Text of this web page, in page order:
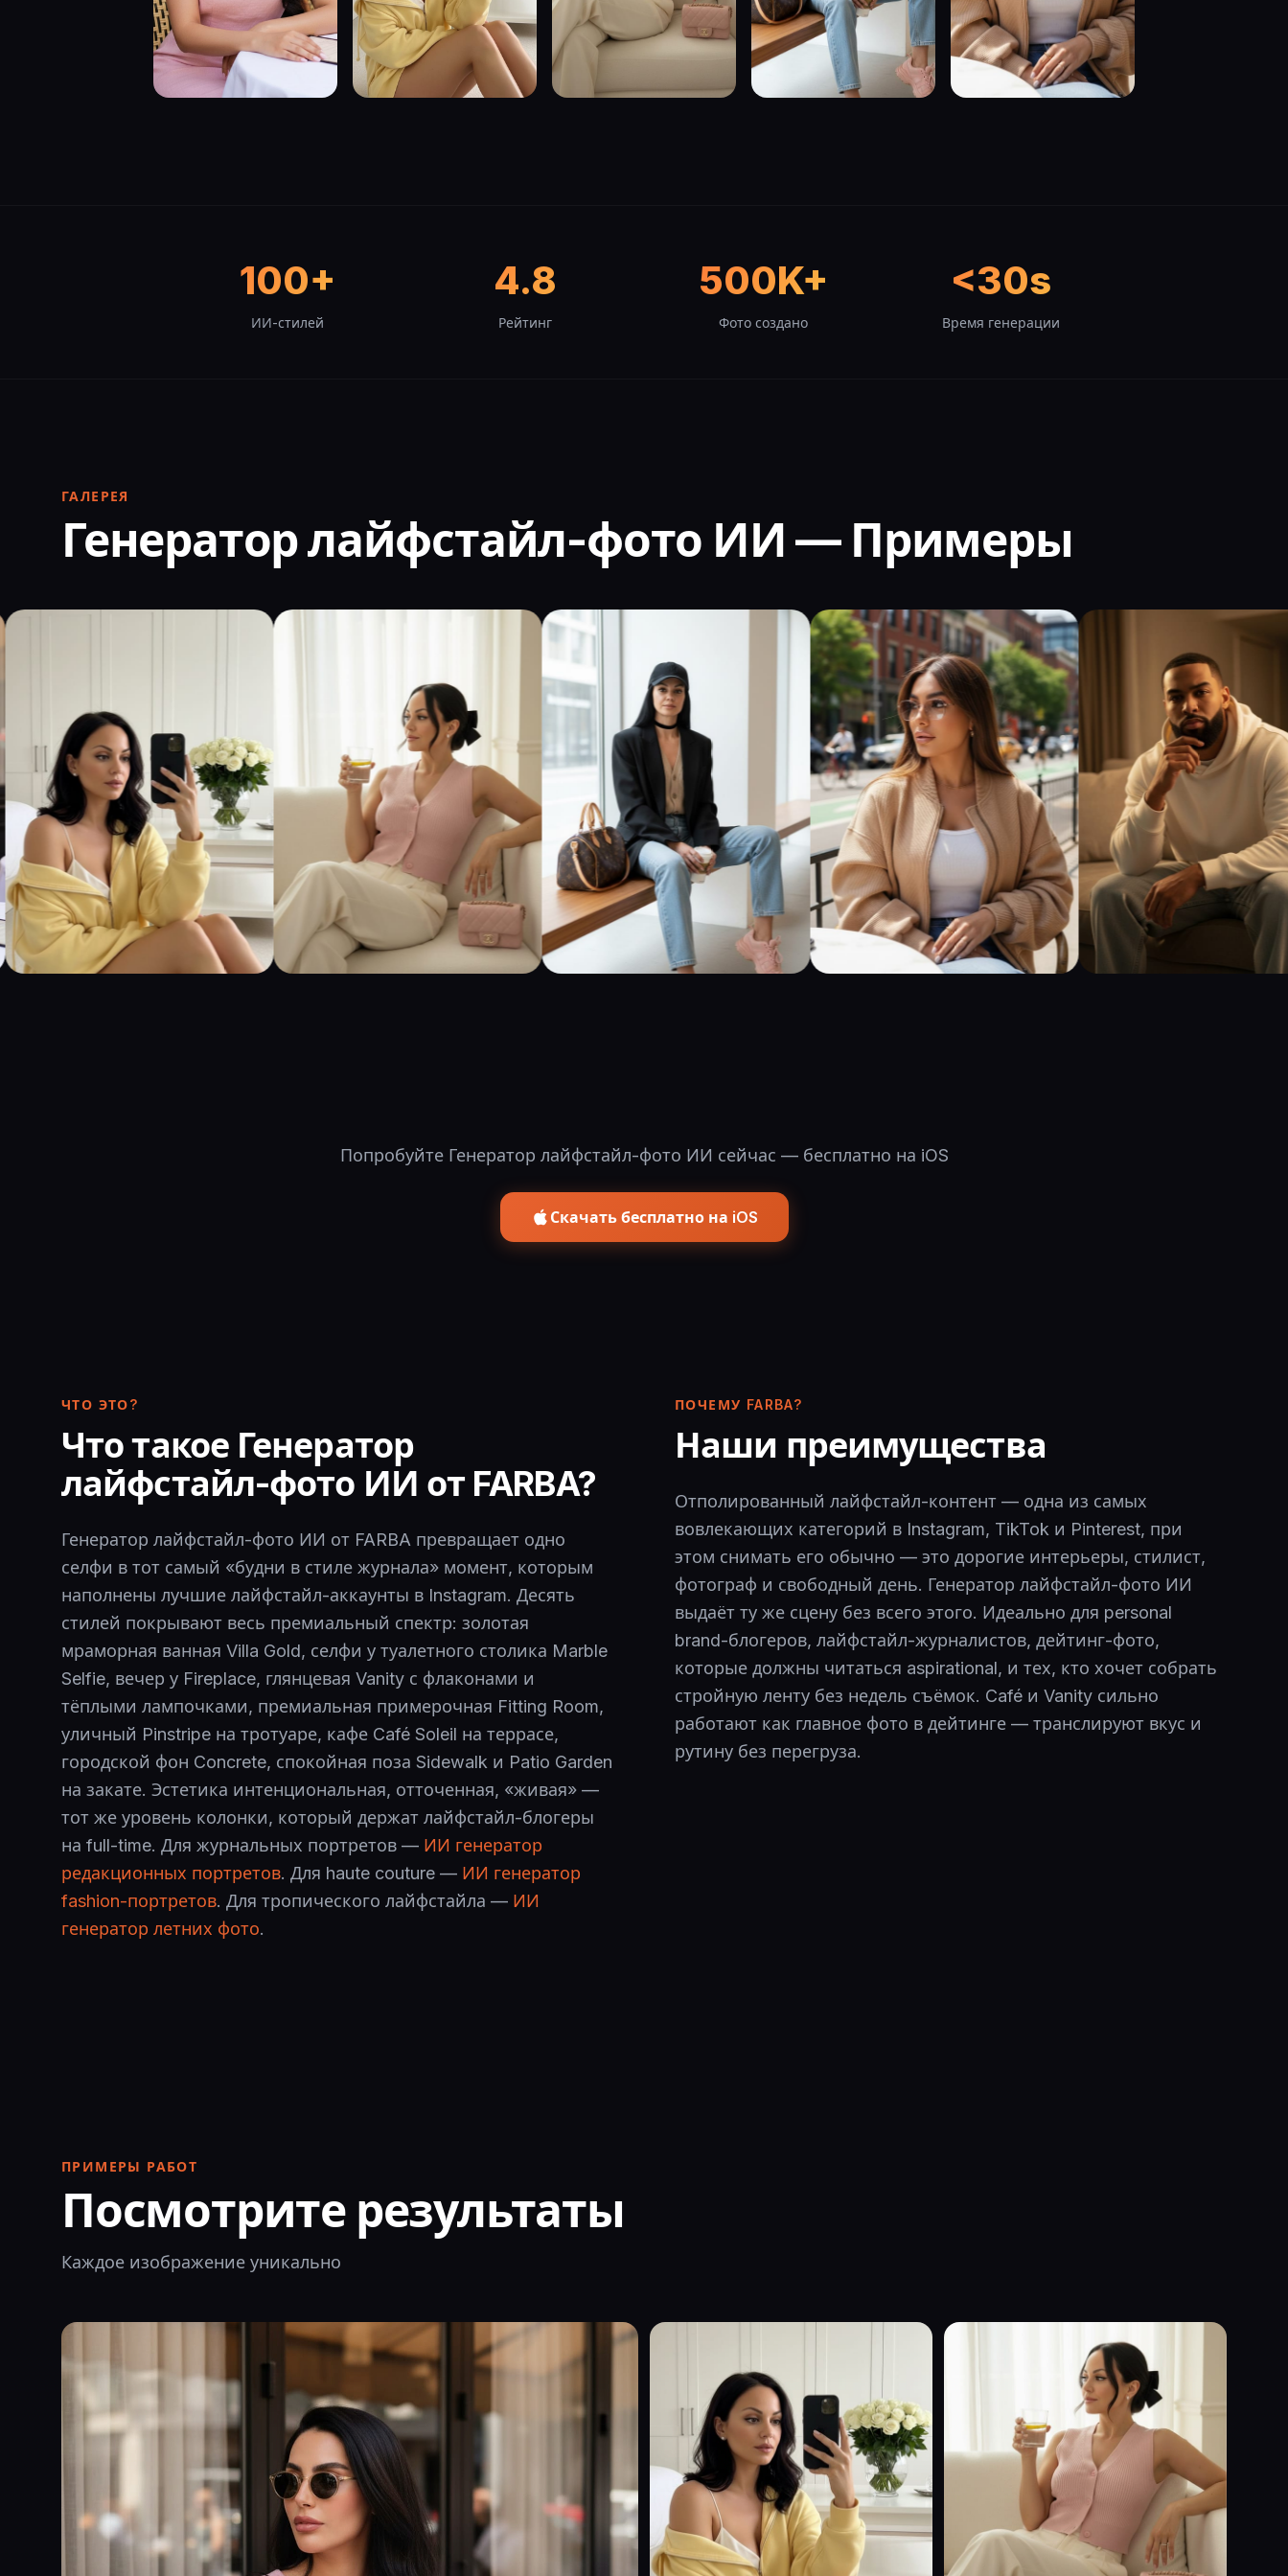
100+
ИИ-стилей
4.8
Рейтинг
500K+
Фото создано
<30s
Время генерации
ГАЛЕРЕЯ
Генератор лайфстайл-фото ИИ — Примеры
Попробуйте Генератор лайфстайл-фото ИИ сейчас — бесплатно на iOS
Скачать бесплатно на iOS
ЧТО ЭТО?
Что такое Генератор
лайфстайл-фото ИИ от FARBA?
Генератор лайфстайл-фото ИИ от FARBA превращает одно
селфи в тот самый «будни в стиле журнала» момент, которым
наполнены лучшие лайфстайл-аккаунты в Instagram. Десять
стилей покрывают весь премиальный спектр: золотая
мраморная ванная Villa Gold, селфи у туалетного столика Marble
Selfie, вечер у Fireplace, глянцевая Vanity с флаконами и
тёплыми лампочками, премиальная примерочная Fitting Room,
уличный Pinstripe на тротуаре, кафе Café Soleil на террасе,
городской фон Concrete, спокойная поза Sidewalk и Patio Garden
на закате. Эстетика интенциональная, отточенная, «живая» —
тот же уровень колонки, который держат лайфстайл-блогеры
на full-time. Для журнальных портретов — ИИ генератор
редакционных портретов. Для haute couture — ИИ генератор
fashion-портретов. Для тропического лайфстайла — ИИ
генератор летних фото.
ПОЧЕМУ FARBA?
Наши преимущества
Отполированный лайфстайл-контент — одна из самых
вовлекающих категорий в Instagram, TikTok и Pinterest, при
этом снимать его обычно — это дорогие интерьеры, стилист,
фотограф и свободный день. Генератор лайфстайл-фото ИИ
выдаёт ту же сцену без всего этого. Идеально для personal
brand-блогеров, лайфстайл-журналистов, дейтинг-фото,
которые должны читаться aspirational, и тех, кто хочет собрать
стройную ленту без недель съёмок. Café и Vanity сильно
работают как главное фото в дейтинге — транслируют вкус и
рутину без перегруза.
ПРИМЕРЫ РАБОТ
Посмотрите результаты
Каждое изображение уникально